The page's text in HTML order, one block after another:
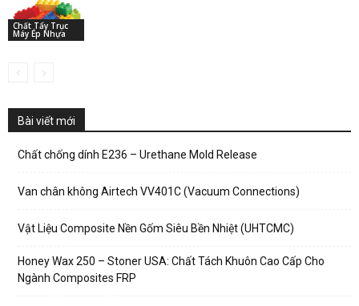
Chất Tẩy Trục
Máy Ép Nhựa
Bài viết mới
Chất chống dính E236 – Urethane Mold Release
Van chân không Airtech VV401C (Vacuum Connections)
Vật Liệu Composite Nền Gốm Siêu Bền Nhiệt (UHTCMC)
Honey Wax 250 – Stoner USA: Chất Tách Khuôn Cao Cấp Cho
Ngành Composites FRP